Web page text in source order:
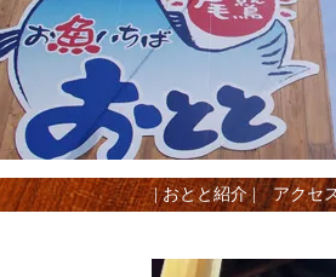
|おとと紹介|アクセ